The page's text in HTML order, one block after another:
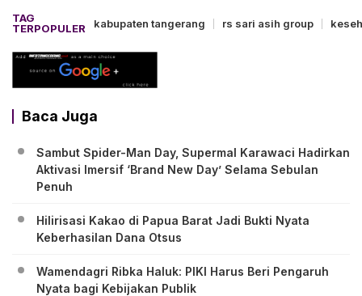
TAG
TERPOPULER
kabupaten tangerang rs sari asih group
Baca Juga
Sambut Spider-Man Day, Supermal Karawaci Hadirkan
Aktivasi Imersif ‘Brand New Day’ Selama Sebulan
Penuh
Hilirisasi Kakao di Papua Barat Jadi Bukti Nyata
Keberhasilan Dana Otsus
Wamendagri Ribka Haluk: PIKI Harus Beri Pengaruh
Nyata bagi Kebijakan Publik